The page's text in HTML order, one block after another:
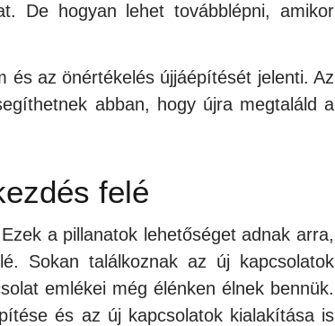
De hogyan lehet továbblépni, amikor
és az önértékelés újjáépítését jelenti. Az
abban, hogy újra megtaláld a
felé
a pillanatok lehetőséget adnak arra,
Sokan találkoznak az új kapcsolatok
emlékei még élénken élnek bennük.
és az új kapcsolatok kialakítása is